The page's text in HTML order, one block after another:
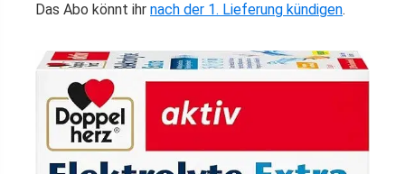
Das Abo könnt ihr nach der 1. Lieferung kündigen.